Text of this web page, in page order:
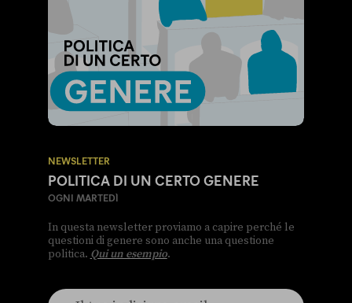
NEWSLETTER
POLITICA DI UN CERTO GENERE
OGNI MARTEDÌ
In questa newsletter proviamo a capire perché le
questioni di genere sono anche una questione
politica. Qui un esempio.